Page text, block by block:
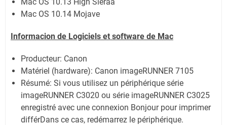
Mac OS 10.14 Mojave
Informacion de Logiciels et software de Mac
Producteur: Canon
Matériel (hardware): Canon imageRUNNER 7105
Résumé: Si vous utilisez un périphérique série
imageRUNNER C3020 ou série imageRUNNER C3025
enregistré avec une connexion Bonjour pour imprimer
différDans ce cas, redémarrez le périphérique.